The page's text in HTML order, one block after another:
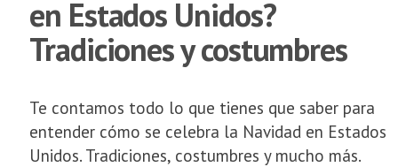
en Estados Unidos?
Tradiciones y costumbres
Te contamos todo lo que tienes que saber para
entender cómo se celebra la Navidad en Estados
Unidos. Tradiciones, costumbres y mucho más.